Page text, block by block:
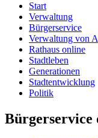
Start
Verwaltung
Bürgerservice
Verwaltung von
Rathaus online
Stadtleben
Generationen
Stadtentwicklung
Politik
Bürgerservice